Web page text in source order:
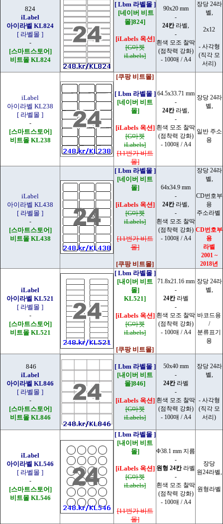
824
iLabel
아이라벨 KL824
[ 라벨몰 ]
-
[스마트스토어]
비트몰 KL824
[ Lbm 라벨몰 ]
[네이버 비트
몰]824]
[iLabels 옥션]
[G마켓
iLabels]
90x20 mm
-
24칸라벨,
-
흰색 모조 찰딱
(점착력 강화)
- 100매 / A4
장당 24라
벨,
2x12
- 사각형
(직각 모
서리)
iLabel
아이라벨 KL238
[ 라벨몰 ]
-
[스마트스토어]
비트몰 KL238
[쿠팡 비트몰]
[ Lbm 라벨몰 ]
[네이버 비트
몰]
[iLabels 옥션]
[G마켓
iLabels]
[11번가 비트
몰]
64.5x33.71 mm
-
24칸라벨,
-
흰색 모조 찰딱
(점착력 강화)
- 100매 / A4
장당 24라
벨,
일반 주소
용
iLabel
아이라벨 KL438
[ 라벨몰 ]
-
[스마트스토어]
비트몰 KL438
[ Lbm 라벨몰 ]
[네이버 비트
몰]
[iLabels 옥션]
[G마켓
iLabels]
[11번가 비트
몰]
[쿠팡 비트몰]
64x34.9 mm
-
24칸라벨,
-
흰색 모조 찰딱
(점착력 강화)
- 100매 / A4
장당 24라
벨,
CD번호부
용
주소라벨
CD번호부
용
라벨
2001 ~
2018년
iLabel
아이라벨 KL521
[ 라벨몰 ]
-
[스마트스토어]
비트몰 KL521
[ Lbm 라벨몰 ]
[내이버 비트
몰]
KL521]
[iLabels 옥션]
[G마켓
iLabels]
[쿠팡 비트몰]
71.8x21.16 mm
-
24칸라벨
-
흰색 모조 찰딱
(점착력 강화)
- 100매 / A4
장당 24라
벨,
바코드용
/
분류표기
용
846
iLabel
아이라벨 KL846
[ 라벨몰 ]
-
[스마트스토어]
비트몰 KL846
[ Lbm 라벨몰 ]
[내이버 비트
몰]846]
[iLabels 옥션]
[G마켓
iLabels]
50x40 mm
-
24칸라벨
-
흰색 모조 찰딱
(점착력 강화)
- 100매 / A4
장당 24라
벨,
- 사각형
(직각 모
서리)
iLabel
아이라벨 KL546
[ 라벨몰 ]
-
[스마트스토어]
비트몰 KL546
[ Lbm 라벨몰 ]
[내이버 비트
몰]
[iLabels 옥션]
[G마켓
iLabels]
[11번가 비트
몰]
Φ38.1 mm 지름
-
원형 24칸라벨
-
흰색 모조 찰딱
(점착력 강화)
- 100매 / A4
장당
원24라벨,
원형라벨